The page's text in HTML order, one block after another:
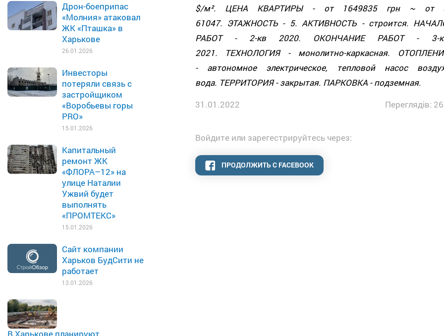
Дрон-боеприпас
«Молния» атаковал
ЖК «Пташка» в
Харькове
26.01.2026
Инвесторы
потеряли связь с
застройщиком
«Воробьевы горы
PRO»
15.01.2026
Капитальный
ремонт ЖК
«ФЛОРА–12» на
улице Наталии
Ужвий будет
выполнять
«ПРОМТЕКС»
15.01.2026
Сайт компании
Харьков БудСити не
работает
13.01.2026
$/м². ЦЕНА КВАРТИРЫ - от 1649835 грн ~ от
61047. ЭТАЖНОСТЬ - 5. АКТИВНОСТЬ - строится.
РАБОТ - 2-кв 2020. ОКОНЧАНИЕ РАБОТ - 3-
2021. ТЕХНОЛОГИЯ - монолитно-каркасная.
- автономное электрическое, тепловой насос
вода. ТЕРРИТОРИЯ - закрытая. ПАРКОВКА - подземная.
31.01.2022
Переглядів:
Войдите или зарегестрируйтесь через:
ПРОДОЛЖИТЬ С FACEBOOK